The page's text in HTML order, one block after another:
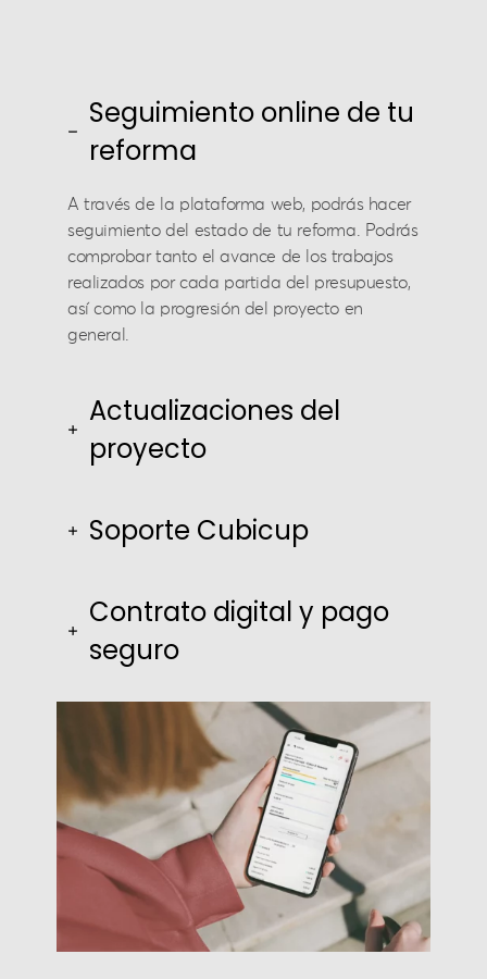
Seguimiento online de tu
reforma
A través de la plataforma web, podrás hacer
seguimiento del estado de tu reforma. Podrás
comprobar tanto el avance de los trabajos
realizados por cada partida del presupuesto,
así como la progresión del proyecto en
general.
Actualizaciones del
proyecto
Soporte Cubicup
Contrato digital y pago
seguro